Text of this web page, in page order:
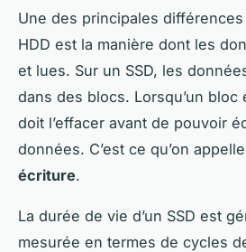
Une des principales
HDD est la manière dont les
et lues. Sur un SSD, les
dans des blocs. Lorsqu’un bloc
doit l’effacer avant de pouvoir
données. C’est ce qu’on
écriture.
La durée de vie d’un SSD est
mesurée en termes de cycles